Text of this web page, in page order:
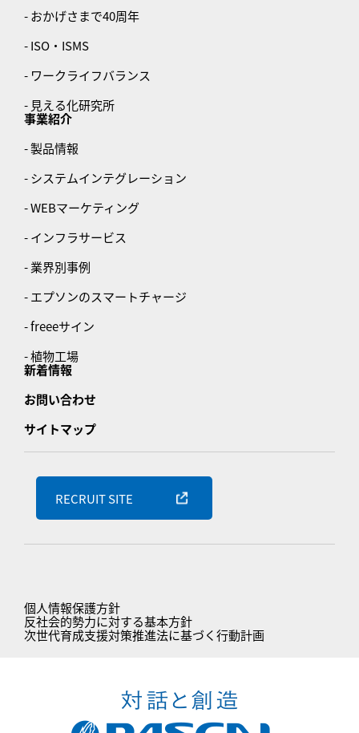
- おかげさまで40周年
- ISO・ISMS
- ワークライフバランス
- 見える化研究所
事業紹介
- 製品情報
- システムインテグレーション
- WEBマーケティング
- インフラサービス
- 業界別事例
- エプソンのスマートチャージ
- freeeサイン
- 植物工場
新着情報
お問い合わせ
サイトマップ
RECRUIT SITE
個人情報保護方針
反社会的勢力に対する基本方針
次世代育成支援対策推進法に基づく行動計画